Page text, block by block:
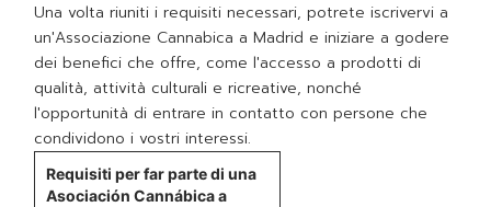
Una volta riuniti i requisiti necessari, potrete iscrivervi a
un'Associazione Cannabica a Madrid e iniziare a godere
dei benefici che offre, come l'accesso a prodotti di
qualità, attività culturali e ricreative, nonché
l'opportunità di entrare in contatto con persone che
condividono i vostri interessi.
Requisiti per far parte di una
Asociación Cannábica a